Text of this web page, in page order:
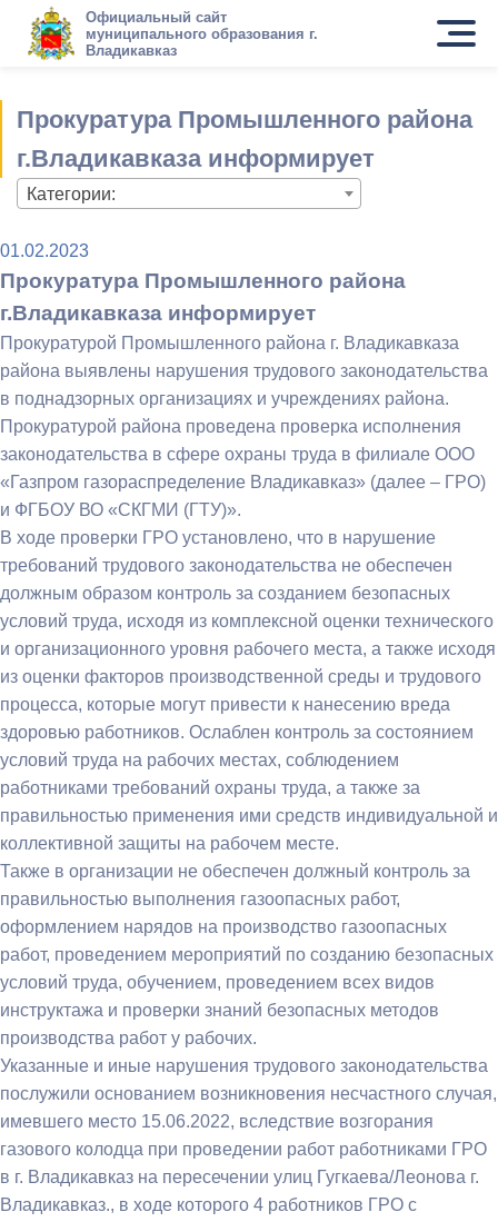
Официальный сайт
муниципального образования г.
Владикавказ
Прокуратура Промышленного района
г.Владикавказа информирует
Категории:
01.02.2023
Прокуратура Промышленного района
г.Владикавказа информирует
Прокуратурой Промышленного района г. Владикавказа
района выявлены нарушения трудового законодательства
в поднадзорных организациях и учреждениях района.
Прокуратурой района проведена проверка исполнения
законодательства в сфере охраны труда в филиале ООО
«Газпром газораспределение Владикавказ» (далее – ГРО)
и ФГБОУ ВО «СКГМИ (ГТУ)».
В ходе проверки ГРО установлено, что в нарушение
требований трудового законодательства не обеспечен
должным образом контроль за созданием безопасных
условий труда, исходя из комплексной оценки технического
и организационного уровня рабочего места, а также исходя
из оценки факторов производственной среды и трудового
процесса, которые могут привести к нанесению вреда
здоровью работников. Ослаблен контроль за состоянием
условий труда на рабочих местах, соблюдением
работниками требований охраны труда, а также за
правильностью применения ими средств индивидуальной и
коллективной защиты на рабочем месте.
Также в организации не обеспечен должный контроль за
правильностью выполнения газоопасных работ,
оформлением нарядов на производство газоопасных
работ, проведением мероприятий по созданию безопасных
условий труда, обучением, проведением всех видов
инструктажа и проверки знаний безопасных методов
производства работ у рабочих.
Указанные и иные нарушения трудового законодательства
послужили основанием возникновения несчастного случая,
имевшего место 15.06.2022, вследствие возгорания
газового колодца при проведении работ работниками ГРО
в г. Владикавказ на пересечении улиц Гугкаева/Леонова г.
Владикавказ., в ходе которого 4 работников ГРО с